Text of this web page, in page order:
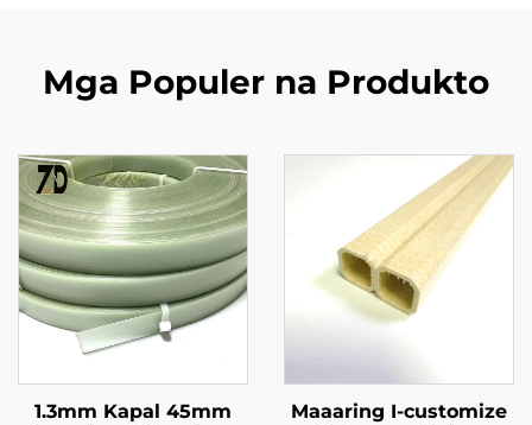
Mga Populer na Produkto
1.3mm Kapal 45mm
Maaaring I-customize